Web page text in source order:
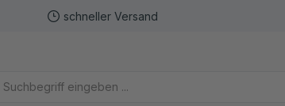
schneller Versand